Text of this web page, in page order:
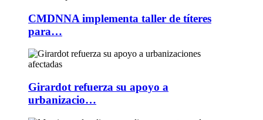
CMDNNA implementa taller de títeres
para…
Girardot refuerza su apoyo a
urbanizacio…